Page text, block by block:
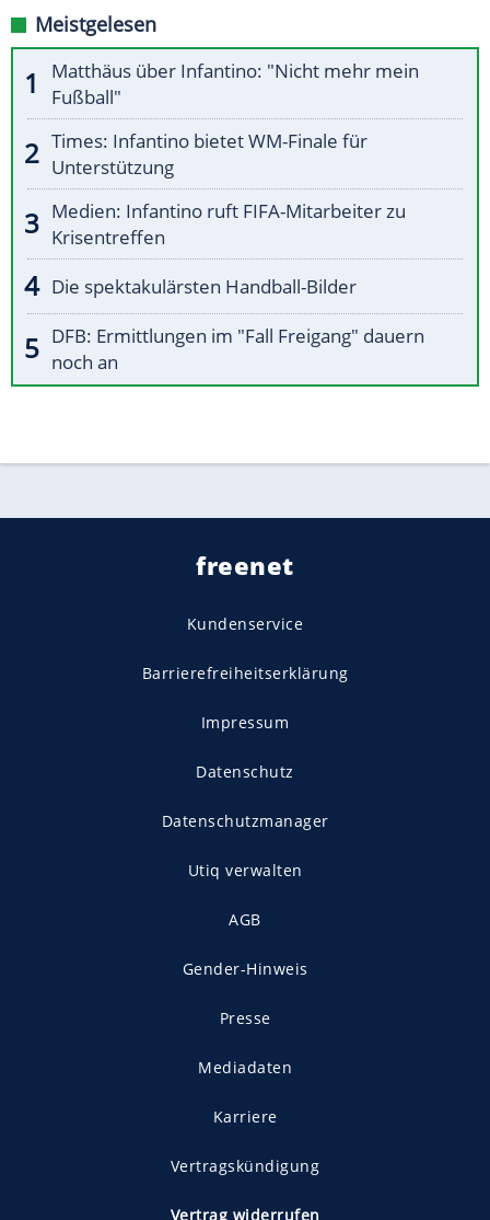
Meistgelesen
Matthäus über Infantino: "Nicht mehr mein
Fußball"
Times: Infantino bietet WM-Finale für
Unterstützung
Medien: Infantino ruft FIFA-Mitarbeiter zu
Krisentreffen
Die spektakulärsten Handball-Bilder
DFB: Ermittlungen im "Fall Freigang" dauern
noch an
freenet
Kundenservice
Barrierefreiheitserklärung
Impressum
Datenschutz
Datenschutzmanager
Utiq verwalten
AGB
Gender-Hinweis
Presse
Mediadaten
Karriere
Vertragskündigung
Vertrag widerrufen